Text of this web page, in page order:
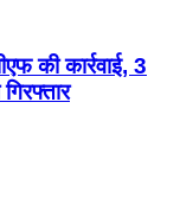
की कार्रवाई, 3